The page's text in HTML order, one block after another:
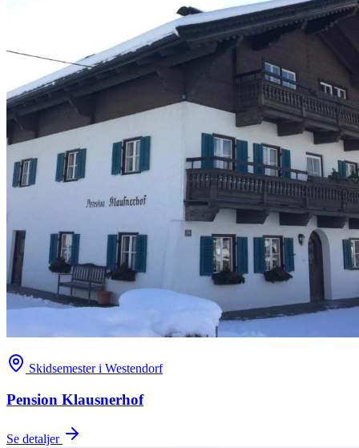
Skidsemester i Westendorf
Pension Klausnerhof
Se detaljer